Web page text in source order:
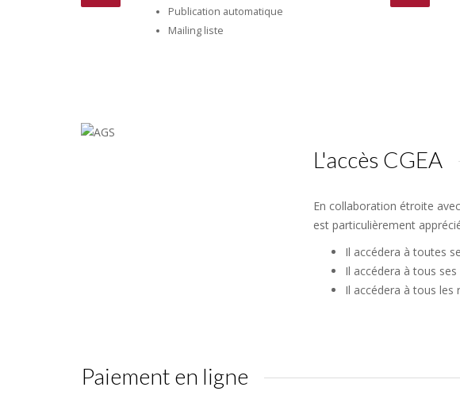
Publication automatique
Mailing liste
L'accès CGEA
En collaboration étroite
est particulièrement
Il accédera à toutes
Il accédera à tous
Il accédera à tous les
Paiement en ligne